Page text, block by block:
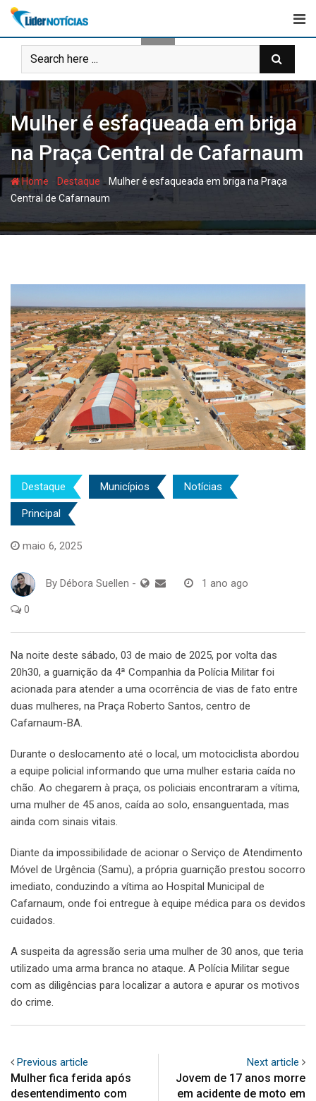
Skip
content
Mulher é esfaqueada em briga
na Praça Central de Cafarnaum
Home Destaque - Mulher é esfaqueada em briga na Praça
Central de Cafarnaum
Destaque Municípios Notícias
Principal
maio 6, 2025
By Débora Suellen - 1 ano ago
0
Na noite deste sábado, 03 de maio de 2025, por volta das
20h30, a guarnição da 4ª Companhia da Polícia Militar foi
acionada para atender a uma ocorrência de vias de fato entre
duas mulheres, na Praça Roberto Santos, centro de
Cafarnaum-BA.
Durante o deslocamento até o local, um motociclista abordou
a equipe policial informando que uma mulher estaria caída no
chão. Ao chegarem à praça, os policiais encontraram a vítima,
uma mulher de 45 anos, caída ao solo, ensanguentada, mas
ainda com sinais vitais.
Diante da impossibilidade de acionar o Serviço de Atendimento
Móvel de Urgência (Samu), a própria guarnição prestou socorro
imediato, conduzindo a vítima ao Hospital Municipal de
Cafarnaum, onde foi entregue à equipe médica para os devidos
cuidados.
A suspeita da agressão seria uma mulher de 30 anos, que teria
utilizado uma arma branca no ataque. A Polícia Militar segue
com as diligências para localizar a autora e apurar os motivos
do crime.
Previous article
Mulher fica ferida após
desentendimento com
Next article
Jovem de 17 anos morre
em acidente de moto em